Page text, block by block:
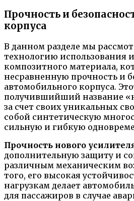
Прочность и
корпуса
В данном разделе мы
технологию использования
композитного материала,
несравненную прочность и
автомобильного корпуса.
получившийший название
за счет своих уникальных
собой синтетическую
сильную и гибкую
Прочность нового
дополнительную защиту и
различным механическим
того, его высокая
нагрузкам делает
для пассажиров в случае